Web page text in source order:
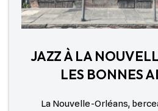
JAZZ À LA
LES BONNES
La Nouvelle-Orléans,